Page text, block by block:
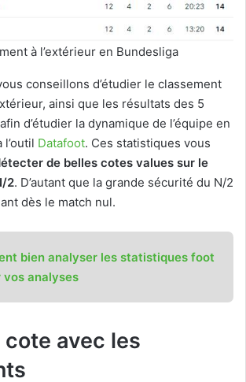
à l’extérieur en Bundesliga
conseillons d’étudier le classement
ainsi que les résultats des 5
d’étudier la dynamique de l’équipe en
Datafoot. Ces statistiques vous
de belles cotes values sur le
2. D’autant que la grande sécurité du N/2
dès le match nul.
bien analyser les statistiques foot
vos analyses
avec les